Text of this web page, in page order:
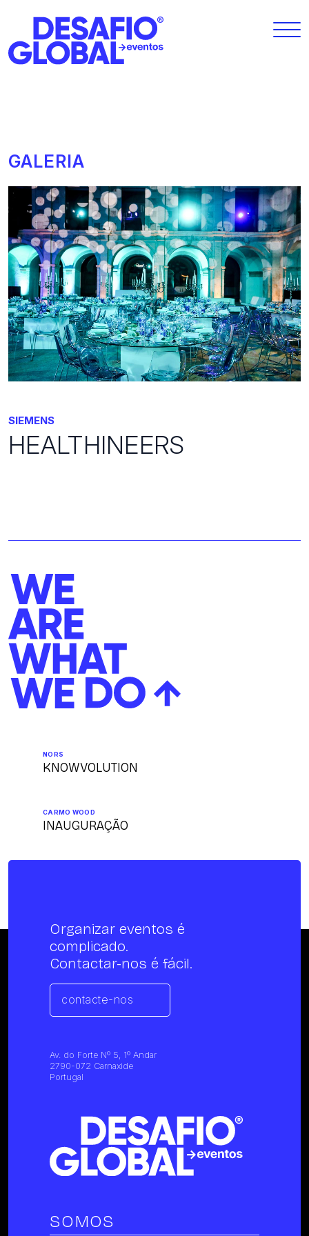
GALERIA
SIEMENS
HEALTHINEERS
NORS
KNOWVOLUTION
CARMO WOOD
INAUGURAÇÃO
Organizar eventos é
complicado.
Contactar-nos é fácil.
contacte-nos
Av. do Forte Nº 5, 1º Andar
2790-072 Carnaxide
Portugal
SOMOS